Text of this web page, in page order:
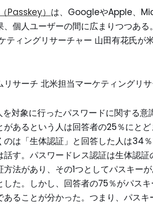
Passkey） は、GoogleやApple、
個人ユーザーの間に広まりつつあ
ティングリサーチャー 山田有花氏が
サーチ 北米担当マーケティングリ
対象に行ったパスワードに関する意
あるという人は回答者の25％にと
のは「生体認証」と回答した人は34
す。パスワードレス認証は生体認
法があり、その1つとしてパスキー
た。しかし、回答者の75％がパス
ることが分かった。つまり、パス